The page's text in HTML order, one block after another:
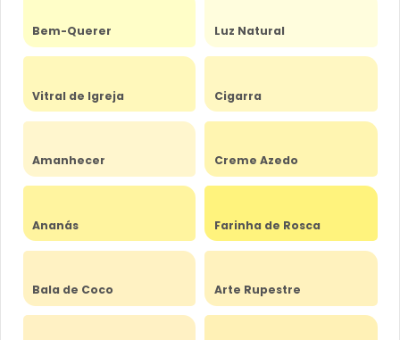
Bem-Querer Luz Natural
Vitral de Igreja Cigarra
Amanhecer Creme Azedo
Ananás Farinha de Rosca
Bala de Coco Arte Rupestre